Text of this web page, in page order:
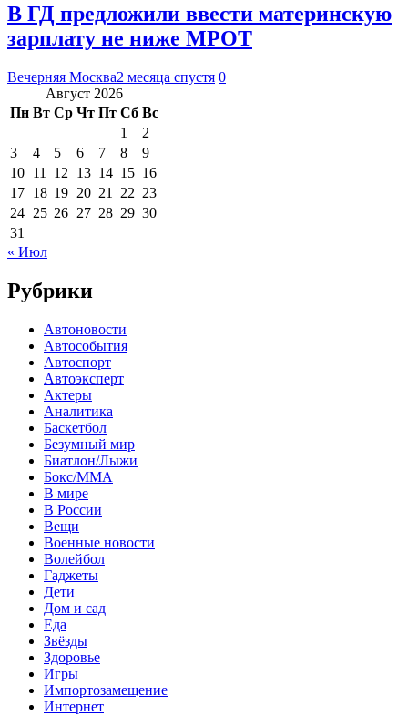
В ГД предложили ввести материнскую
зарплату не ниже МРОТ
Вечерняя Москва2 месяца спустя 0
Август 2026
Пн Вт Ср Чт Пт Сб Вс
1
2
3
4 5 6 7 8
9
10 11 12 13 14 15 16
17 18 19 20 21 22 23
24 25 26 27 28 29 30
31
« Июл
Рубрики
Автоновости
Автособытия
Автоспорт
Автоэксперт
Актеры
Аналитика
Баскетбол
Безумный мир
Биатлон/Лыжи
Бокс/MMA
В мире
В России
Вещи
Военные новости
Волейбол
Гаджеты
Дети
Дом и сад
Еда
Звёзды
Здоровье
Игры
Импортозамещение
Интернет